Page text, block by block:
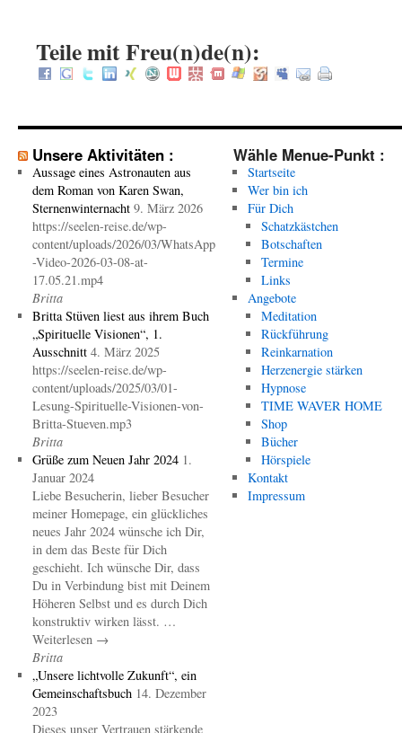
Teile mit Freu(n)de(n):
Unsere Aktivitäten :
Aussage eines Astronauten aus
dem Roman von Karen Swan,
Sternenwinternacht 9. März 2026
https://seelen-reise.de/wp-
content/uploads/2026/03/WhatsApp
-Video-2026-03-08-at-
17.05.21.mp4
Britta
Britta Stüven liest aus ihrem Buch
„Spirituelle Visionen“, 1.
Ausschnitt 4. März 2025
https://seelen-reise.de/wp-
content/uploads/2025/03/01-
Lesung-Spirituelle-Visionen-von-
Britta-Stueven.mp3
Britta
Grüße zum Neuen Jahr 2024 1.
Januar 2024
Liebe Besucherin, lieber Besucher
meiner Homepage, ein glückliches
neues Jahr 2024 wünsche ich Dir,
in dem das Beste für Dich
geschieht. Ich wünsche Dir, dass
Du in Verbindung bist mit Deinem
Höheren Selbst und es durch Dich
konstruktiv wirken lässt. …
Weiterlesen →
Britta
„Unsere lichtvolle Zukunft“, ein
Gemeinschaftsbuch 14. Dezember
2023
Dieses unser Vertrauen stärkende
Wähle Menue-Punkt :
Startseite
Wer bin ich
Für Dich
Schatzkästchen
Botschaften
Termine
Links
Angebote
Meditation
Rückführung
Reinkarnation
Herzenergie stärken
Hypnose
TIME WAVER HOME
Shop
Bücher
Hörspiele
Kontakt
Impressum